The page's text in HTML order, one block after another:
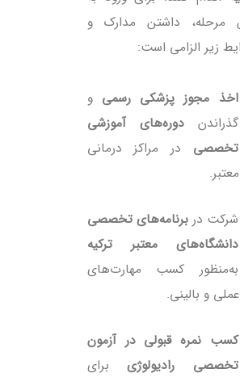
مرحله، داشتن مدارک و
زیر الزامی است:
اخذ مجوز پزشکی رسمی و
گذراندندوره‌های آموزشی
تخصصی در مراکز درمانی
معتبر.
شرکت دربرنامه‌های تخصصی
دانشگاه‌های معتبر ترکیه
به‌منظور کسب مهارت‌های
عملی و بالینی.
کسب نمره قبولی در آزمون
تخصصی رادیولوژی برای